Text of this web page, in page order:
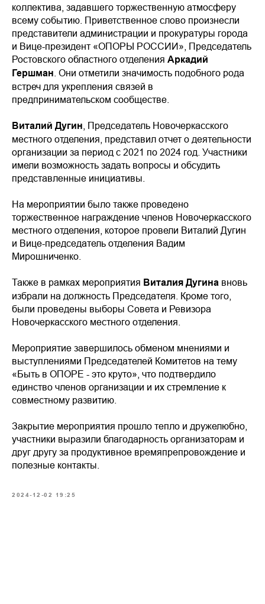
коллектива, задавшего торжественную атмосферу
всему событию. Приветственное слово произнесли
представители администрации и прокуратуры города
и Вице-президент «ОПОРЫ РОССИИ», Председатель
Ростовского областного отделения Аркадий
Гершман . Они отметили значимость подобного рода
встреч для укрепления связей в
предпринимательском сообществе.
Виталий Дугин , Председатель Новочеркасского
местного отделения, представил отчет о деятельности
организации за период с 2021 по 2024 год. Участники
имели возможность задать вопросы и обсудить
представленные инициативы.
На мероприятии было также проведено
торжественное награждение членов Новочеркасского
местного отделения, которое провели Виталий Дугин
и Вице-председатель отделения Вадим
Мирошниченко.
Также в рамках мероприятия Виталия Дугина вновь
избрали на должность Председателя. Кроме того,
были проведены выборы Совета и Ревизора
Новочеркасского местного отделения.
Мероприятие завершилось обменом мнениями и
выступлениями Председателей Комитетов на тему
«Быть в ОПОРЕ - это круто», что подтвердило
единство членов организации и их стремление к
совместному развитию.
Закрытие мероприятия прошло тепло и дружелюбно,
участники выразили благодарность организаторам и
друг другу за продуктивное времяпрепровождение и
полезные контакты.
2024-12-02 19:25